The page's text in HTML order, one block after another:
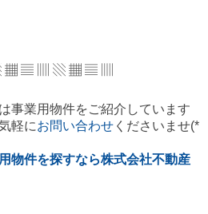
▤ ▥ ▧ ▦ ▤ ▥
事業用物件をご紹介しています
軽にお問い合わせ くださいませ(*
物件を探すなら株式会社不動産